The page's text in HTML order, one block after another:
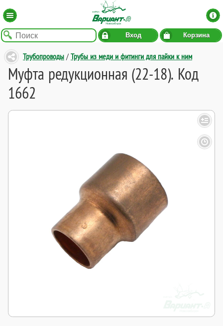
Вход Корзина
Трубопроводы / Трубы из меди и фитинги для пайки к ним
Муфта редукционная (22-18). Код
1662